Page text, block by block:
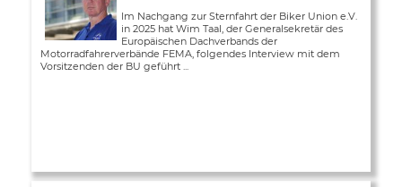
Im Nachgang zur Sternfahrt der Biker Union e.V.
in 2025 hat Wim Taal, der Generalsekretär des
Europäischen Dachverbands der
Motorradfahrerverbände FEMA, folgendes Interview mit dem
Vorsitzenden der BU geführt ...